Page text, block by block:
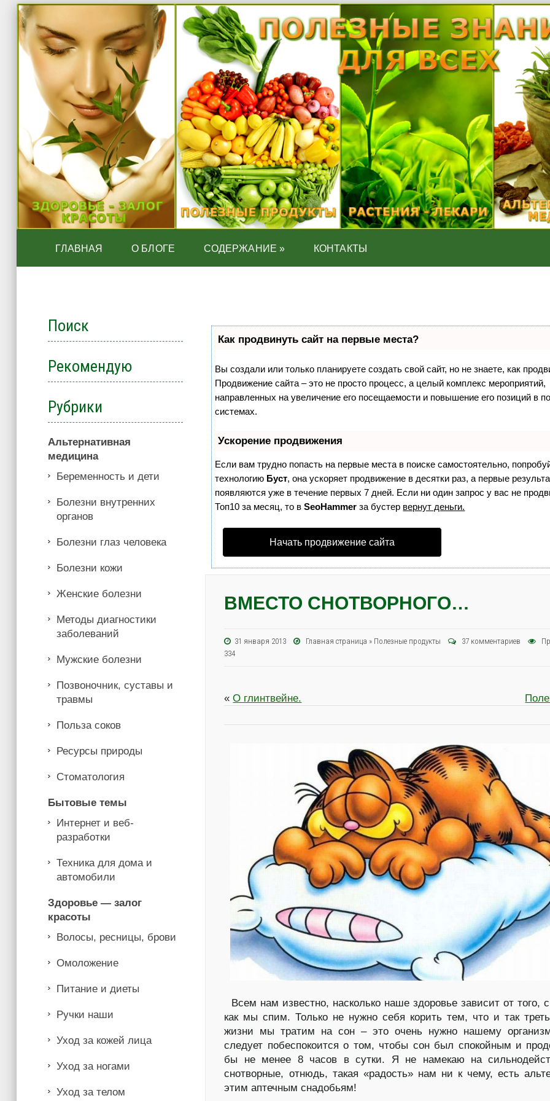
ГЛАВНАЯ О БЛОГЕ СОДЕРЖАНИЕ » КОНТАКТЫ
Как продвинуть сайт на первые места?
Вы создали или только планируете создать свой сайт, но не знаете, как
Продвижение сайта – это не просто процесс, а целый комплекс мероприятий,
направленных на увеличение его посещаемости и повышение его позиций в
системах.
Ускорение продвижения
Если вам трудно попасть на первые места в поиске самостоятельно,
технологию Буст, она ускоряет продвижение в десятки раз, а первые
появляются уже в течение первых 7 дней. Если ни один запрос у вас не
Топ10 за месяц, то вSeoHammer за бустер вернут деньги.
Начать продвижение сайта
ВМЕСТО СНОТВОРНОГО…
31 января 2013 Главная страница » Полезные продукты 37 комментариев
334
«О глинтвейне.
Всем нам известно, насколько наше здоровье зависит от того,
как мы спим. Только не нужно себя корить тем, что и так
жизни мы тратим на сон – это очень нужно нашему
следует побеспокоится о том, чтобы сон был спокойным и
бы не менее 8 часов в сутки. Я не намекаю на
снотворные, отнюдь, такая «радость» нам ни к чему, есть
этим аптечным снадобьям!
Поиск
Рекомендую
Рубрики
Альтернативная
медицина
Беременность и дети
Болезни внутренних
органов
Болезни глаз человека
Болезни кожи
Женские болезни
Методы диагностики
заболеваний
Мужские болезни
Позвоночник, суставы и
травмы
Польза соков
Ресурсы природы
Стоматология
Бытовые темы
Интернет и веб-
разработки
Техника для дома и
автомобили
Здоровье — залог
красоты
Волосы, ресницы, брови
Омоложение
Питание и диеты
Ручки наши
Уход за кожей лица
Уход за ногами
Уход за телом